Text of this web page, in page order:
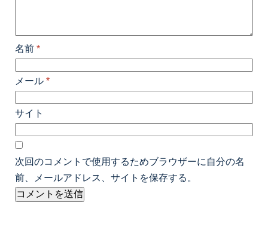
名前 *
メール *
サイト
次回のコメントで使用するためブラウザーに自分の名
前、メールアドレス、サイトを保存する。